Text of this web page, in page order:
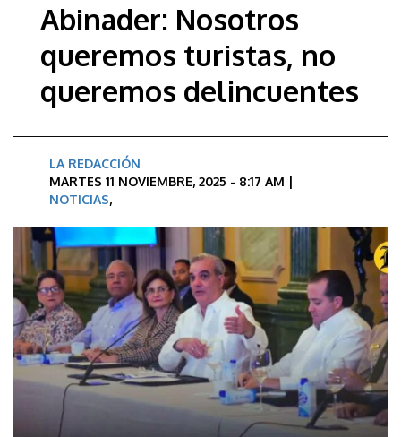
Abinader: Nosotros
queremos turistas, no
queremos delincuentes
LA REDACCIÓN
MARTES 11 NOVIEMBRE, 2025 - 8:17 AM |
NOTICIAS,